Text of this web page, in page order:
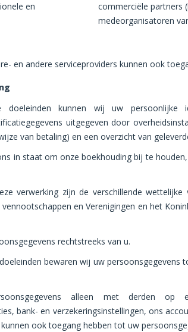
en
commerciële partners
medeorganisatoren
en andere serviceproviders kunnen ook
doeleinden kunnen wij uw persoonlijke
uitgegeven door
van betaling) en een overzicht van
in staat om onze boekhouding bij te
verwerking zijn de verschillende
en Verenigingen en het
rechtstreeks van u.
bewaren wij uw
alleen met derden op
bank- en verzekeringsinstellingen, ons
ook toegang hebben tot uw